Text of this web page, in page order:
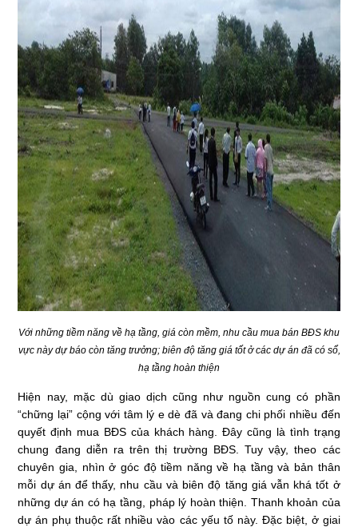
Với những tiềm năng về hạ tầng, giá còn mềm, nhu cầu mua bán BĐS khu
vực này dự báo còn tăng trưởng; biên độ tăng giá tốt ở các dự án đã có sổ,
hạ tầng hoàn thiện
Hiện nay, mặc dù giao dịch cũng như nguồn cung có phần
“chững lại” cộng với tâm lý e dè đã và đang chi phối nhiều đến
quyết định mua BĐS của khách hàng. Đây cũng là tình trạng
chung đang diễn ra trên thị trường BĐS. Tuy vậy, theo các
chuyên gia, nhìn ở góc độ tiềm năng về hạ tầng và bản thân
mỗi dự án để thấy, nhu cầu và biên độ tăng giá vẫn khá tốt ở
những dự án có hạ tầng, pháp lý hoàn thiện. Thanh khoản của
dự án phụ thuộc rất nhiều vào các yếu tố này. Đặc biệt, ở giai